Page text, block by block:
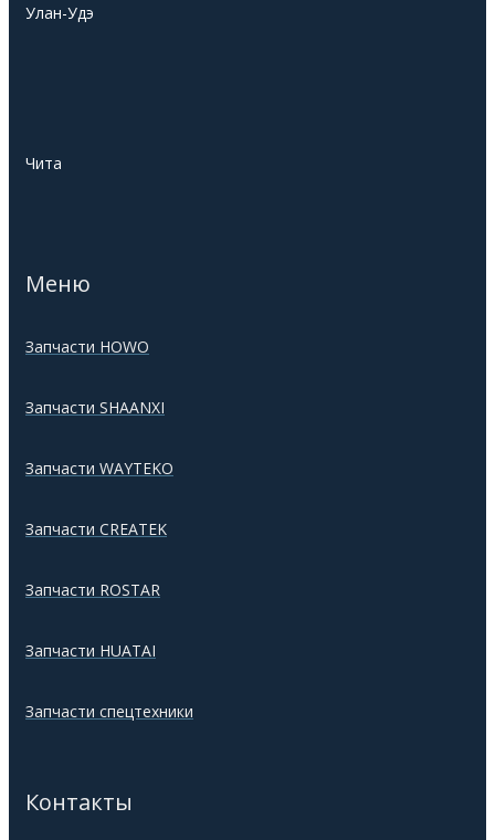
Улан-Удэ
Чита
Меню
Запчасти HOWO
Запчасти SHAANXI
Запчасти WAYTEKO
Запчасти CREATEK
Запчасти ROSTAR
Запчасти HUATAI
Запчасти спецтехники
Контакты